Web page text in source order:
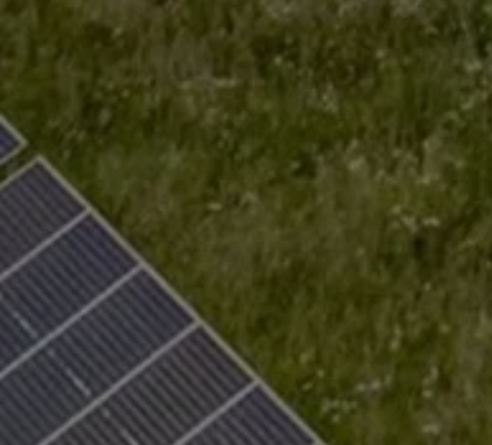
Rückblick VW Bus Festival 2023
75 Jahre Bulli Jubiläum
Bulli Magazin
Fahrzeugabholung ab Werk